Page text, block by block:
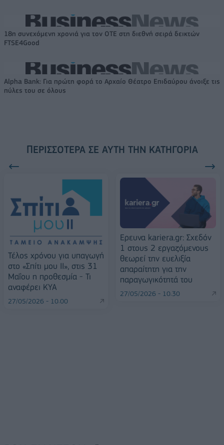
18η συνεχόμενη χρονιά για τον ΟΤΕ στη διεθνή σειρά δεικτών
FTSE4Good
Alpha Bank: Για πρώτη φορά το Αρχαίο Θέατρο Επιδαύρου άνοιξε τις
πύλες του σε όλους
ΠΕΡΙΣΣΌΤΕΡΑ ΣΕ ΑΥΤΉ ΤΗΝ ΚΑΤΗΓΟΡΊΑ
Τέλος χρόνου για υπαγωγή
στο «Σπίτι μου ΙΙ», στις 31
Μαΐου η προθεσμία - Τι
αναφέρει ΚΥΑ
27/05/2026 - 10:00
Eρευνα kariera.gr: Σχεδόν
1 στους 2 εργαζόμενους
θεωρεί την ευελιξία
απαραίτητη για την
παραγωγικότητά του
27/05/2026 - 10:30